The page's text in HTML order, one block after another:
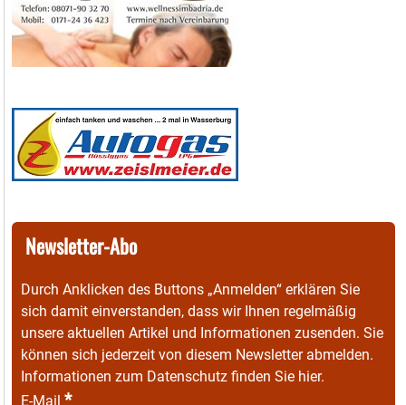
Newsletter-Abo
Durch Anklicken des Buttons „Anmelden“ erklären Sie
sich damit einverstanden, dass wir Ihnen regelmäßig
unsere aktuellen Artikel und Informationen zusenden. Sie
können sich jederzeit von diesem Newsletter abmelden.
Informationen zum Datenschutz finden Sie hier.
E-Mail *